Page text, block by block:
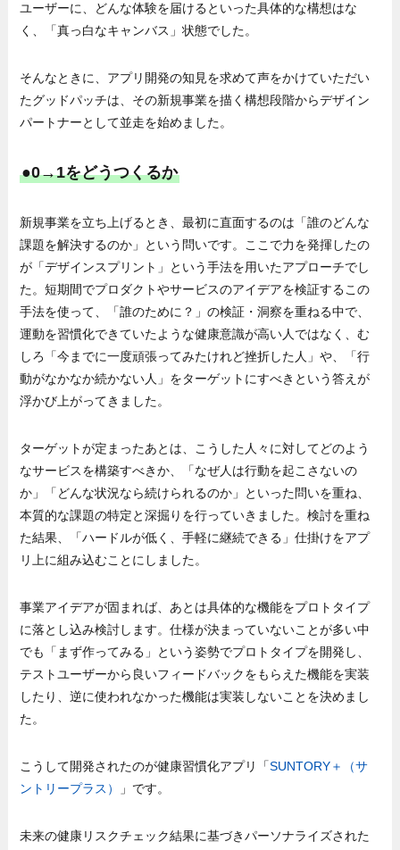
ユーザーに、どんな体験を届けるといった具体的な構想はな
く、「真っ白なキャンバス」状態でした。
そんなときに、アプリ開発の知見を求めて声をかけていただい
たグッドパッチは、その新規事業を描く構想段階からデザイン
パートナーとして並走を始めました。
●0→1をどうつくるか
新規事業を立ち上げるとき、最初に直面するのは「誰のどんな
課題を解決するのか」という問いです。ここで力を発揮したの
が「デザインスプリント」という手法を用いたアプローチでし
た。短期間でプロダクトやサービスのアイデアを検証するこの
手法を使って、「誰のために？」の検証・洞察を重ねる中で、
運動を習慣化できていたような健康意識が高い人ではなく、む
しろ「今までに一度頑張ってみたけれど挫折した人」や、「行
動がなかなか続かない人」をターゲットにすべきという答えが
浮かび上がってきました。
ターゲットが定まったあとは、こうした人々に対してどのよう
なサービスを構築すべきか、「なぜ人は行動を起こさないの
か」「どんな状況なら続けられるのか」といった問いを重ね、
本質的な課題の特定と深掘りを行っていきました。検討を重ね
た結果、「ハードルが低く、手軽に継続できる」仕掛けをアプ
リ上に組み込むことにしました。
事業アイデアが固まれば、あとは具体的な機能をプロトタイプ
に落とし込み検討します。仕様が決まっていないことが多い中
でも「まず作ってみる」という姿勢でプロトタイプを開発し、
テストユーザーから良いフィードバックをもらえた機能を実装
したり、逆に使われなかった機能は実装しないことを決めまし
た。
こうして開発されたのが健康習慣化アプリ「SUNTORY＋（サ
ントリープラス）
」です。
未来の健康リスクチェック結果に基づきパーソナライズされた